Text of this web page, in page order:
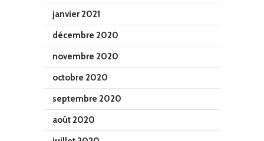
janvier 2021
décembre 2020
novembre 2020
octobre 2020
septembre 2020
août 2020